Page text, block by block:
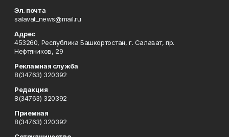
Эл. почта
salavat_news@mail.ru
Адрес
453260, Республика Башкортостан, г. Салават, пр.
Нефтяников, 29
Рекламная служба
8(34763) 320392
Редакция
8(34763) 320392
Приемная
8(34763) 320392